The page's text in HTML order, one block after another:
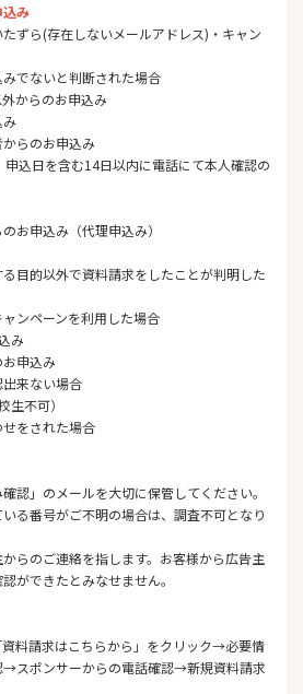
み
ずら(存在しないメールアドレス)・キャン
でないと判断された場合
からのお申込み
らのお申込み
込日を含む14日以内に電話にて本人確認の
お申込み（代理申込み）
目的以外で資料請求をしたことが判明した
ンペーンを利用した場合
み
申込み
来ない場合
不可）
をされた場合
認」のメールを大切に保管してください。
る番号がご不明の場合は、調査不可となり
らのご連絡を指します。お客様から広告主
ができたとみなせません。
料請求はこちらから」をクリック→必要情
スポンサーからの電話確認→新規資料請求